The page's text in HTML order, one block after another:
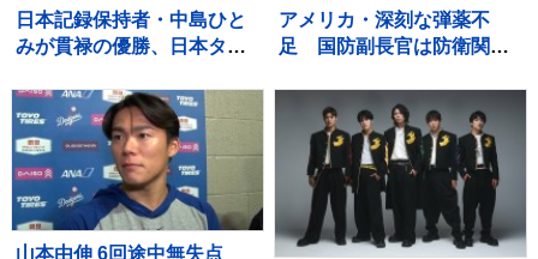
日本記録保持者・中島ひと
みが貫禄の優勝、日本タイ
を制す 予選で12秒62の日
本新をマーク【陸上・富士
北麓ワールドトライアル】
アメリカ・深刻な弾薬不
足 国防副長官は防衛関連
山本由伸 6回途中無失点